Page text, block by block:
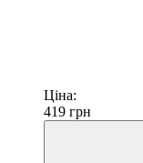
Ціна:
419 грн